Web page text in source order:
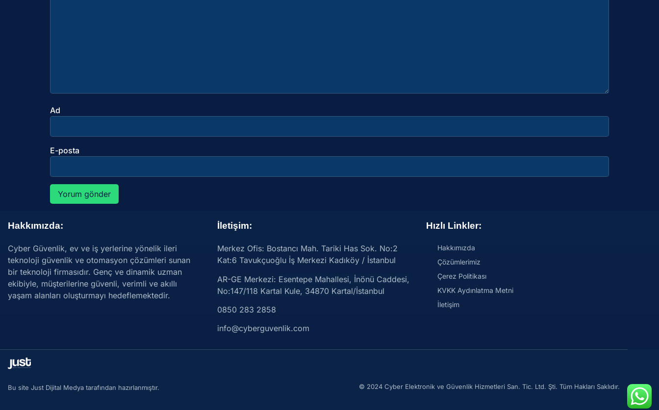
Ad
E-posta
Hakkımızda:
Cyber Güvenlik, ev ve iş yerlerine yönelik ileri
teknoloji güvenlik ve otomasyon çözümleri sunan
bir teknoloji firmasıdır. Genç ve dinamik uzman
ekibiyle, müşterilerine güvenli, verimli ve akıllı
yaşam alanları oluşturmayı hedeflemektedir.
İletişim:
Merkez Ofis: Bostancı Mah. Tariki Has Sok. No:2
Kat:6 Tavukçuoğlu İş Merkezi Kadıköy / İstanbul
AR-GE Merkezi: Esentepe Mahallesi, İnönü Caddesi,
No:147/118 Kartal Kule, 34870 Kartal/İstanbul
0850 283 2858
info@cyberguvenlik.com
Hızlı Linkler:
Hakkımızda
Çözümlerimiz
Çerez Politikası
KVKK Aydınlatma Metni
İletişim
Bu site Just Dijital Medya tarafından hazırlanmıştır. © 2024 Cyber Elektronik ve Güvenlik Hizmetleri San. Tic. Ltd. Şti. Tüm Hakları Saklıdır.